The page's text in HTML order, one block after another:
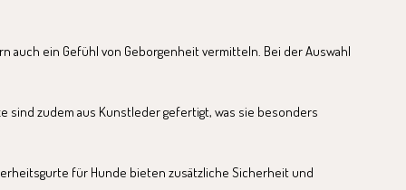
ein Gefühl von Geborgenheit vermitteln. Bei der Auswahl
sind zudem aus Kunstleder gefertigt, was sie besonders
für Hunde bieten zusätzliche Sicherheit und